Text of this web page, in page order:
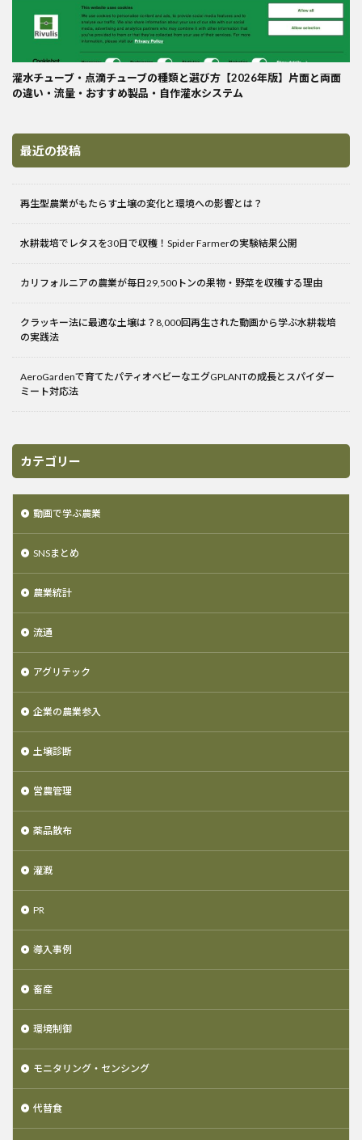
灌水チューブ・点滴チューブの種類と選び方【2026年版】片面と両面
の違い・流量・おすすめ製品・自作灌水システム
最近の投稿
再生型農業がもたらす土壌の変化と環境への影響とは？
水耕栽培でレタスを30日で収穫！Spider Farmerの実験結果公開
カリフォルニアの農業が毎日29,500トンの果物・野菜を収穫する理由
クラッキー法に最適な土壌は？8,000回再生された動画から学ぶ水耕栽培
の実践法
AeroGardenで育てたパティオベビーなエグGPLANTの成長とスパイダー
ミート対応法
カテゴリー
動画で学ぶ農業
SNSまとめ
農業統計
流通
アグリテック
企業の農業参入
土壌診断
営農管理
薬品散布
灌漑
PR
導入事例
畜産
環境制御
モニタリング・センシング
代替食